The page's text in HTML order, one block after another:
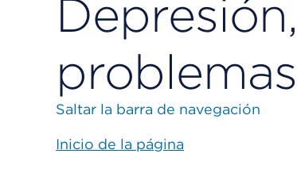
Saltar la barra de navegación
Inicio de la página